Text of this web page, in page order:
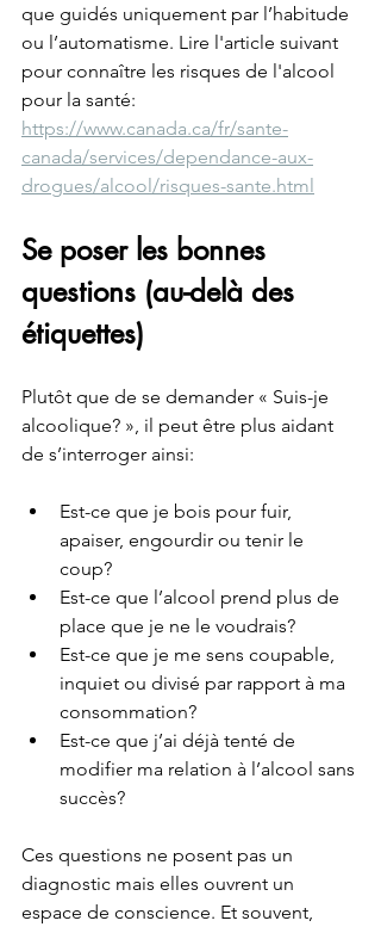
que guidés uniquement par l’habitude
ou l’automatisme. Lire l'article suivant
pour connaître les risques de l'alcool
pour la santé:
https://www.canada.ca/fr/sante-
canada/services/dependance-aux-
drogues/alcool/risques-sante.html
Se poser les bonnes
questions (au-delà des
étiquettes)
Plutôt que de se demander « Suis-je
alcoolique? », il peut être plus aidant
de s’interroger ainsi:
Est-ce que je bois pour fuir,
apaiser, engourdir ou tenir le
coup?
Est-ce que l’alcool prend plus de
place que je ne le voudrais?
Est-ce que je me sens coupable,
inquiet ou divisé par rapport à ma
consommation?
Est-ce que j’ai déjà tenté de
modifier ma relation à l’alcool sans
succès?
Ces questions ne posent pas un
diagnostic mais elles ouvrent un
espace de conscience. Et souvent,